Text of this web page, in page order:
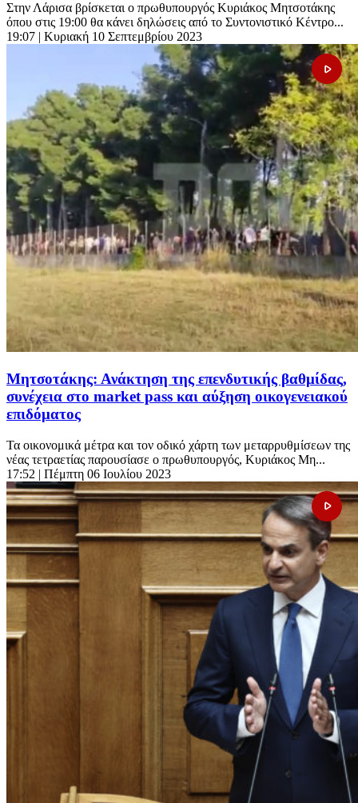
Στην Λάρισα βρίσκεται ο πρωθυπουργός Κυριάκος Μητσοτάκης
όπου στις 19:00 θα κάνει δηλώσεις από το Συντονιστικό Κέντρο...
19:07 | Κυριακή 10 Σεπτεμβρίου 2023
Μητσοτάκης: Ανάκτηση της επενδυτικής βαθμίδας,
συνέχεια στο market pass και αύξηση οικογενειακού
επιδόματος
Τα οικονομικά μέτρα και τον οδικό χάρτη των μεταρρυθμίσεων της
νέας τετραετίας παρουσίασε ο πρωθυπουργός, Κυριάκος Μη...
17:52 | Πέμπτη 06 Ιουλίου 2023